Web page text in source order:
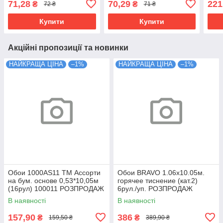
71,28 ₴ 72 ₴
Купити
70,29₴ 71 ₴
Купити
Акційні пропозиції та новинки
НАЙКРАЩА ЦІНА –1%
Обои 1000AS11 TM Ассорти
на бум. основе 0,53*10,05м
(16рул) 100011 РОЗПРОДАЖ
В наявності
157,90 ₴ 159,50 ₴
НАЙКРАЩА ЦІНА –1%
Обои BRAVO 1.06x10.05м.
горячее тиснение (кат.2)
6рул./уп. РОЗПРОДАЖ
В наявності
386 ₴ 389,90 ₴